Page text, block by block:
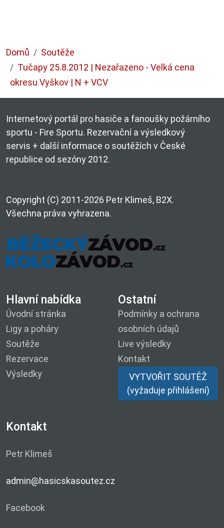
Domů
Soutěže
Tučapy 25.8.2012 | Nezařazeno - Velká cena
okresu Vyškov | N + VCV
Internetový portál pro hasiče a fanoušky požárního
sportu - Fire Sportu. Rezervační a výsledkový
servis + další informace o soutěžích v České
republice od sezóny 2012.
Copyright (C) 2011-2026 Petr Klimeš, B2X.
Všechna práva vyhrazena.
Hlavní nabídka
Úvodní stránka
Ligy a poháry
Soutěže
Rezervace
Výsledky
Ostatní
Podmínky a ochrana
osobních údajů
Live výsledky
Kontakt
VYTVOŘIT SOUTĚŽ
(vyžaduje přihlášení)
Kontakt
Petr Klimeš
admin@hasicskasoutez.cz
Facebook